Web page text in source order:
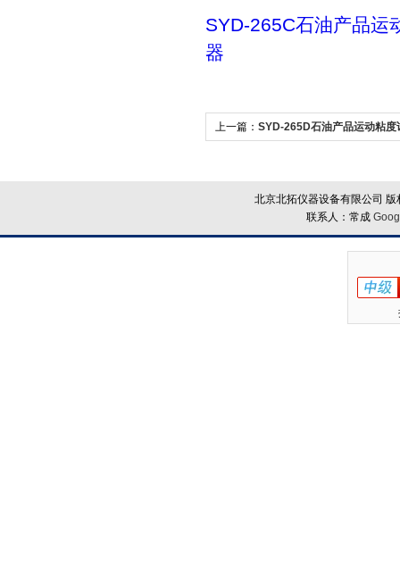
SYD-265C石油产品运
器
上一篇： SYD-265D石油产品运动粘度
北京北拓仪器设备有限公司
联系人：常成